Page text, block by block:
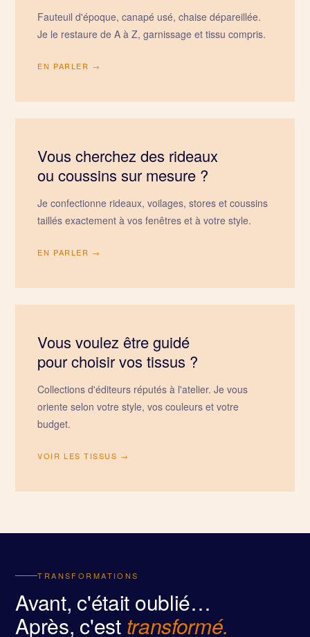
Fauteuil d'époque, canapé usé, chaise dépareillée.
Je le restaure de A à Z, garnissage et tissu compris.
EN PARLER →
Vous cherchez des rideaux
ou coussins sur mesure ?
Je confectionne rideaux, voilages, stores et coussins
taillés exactement à vos fenêtres et à votre style.
EN PARLER →
Vous voulez être guidé
pour choisir vos tissus ?
Collections d'éditeurs réputés à l'atelier. Je vous
oriente selon votre style, vos couleurs et votre
budget.
VOIR LES TISSUS →
TRANSFORMATIONS
Avant, c'était oublié…
Après, c'est transformé.